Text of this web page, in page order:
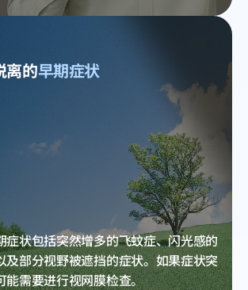
离的早期症状
症状包括突然增多的飞蚊症、闪光感的
及部分视野被遮挡的症状。如果症状突
能需要进行视网膜检查。